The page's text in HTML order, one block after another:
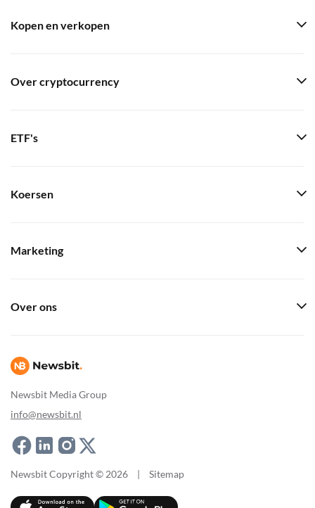
Newsbit Media Group
info@newsbit.nl
Kopen en verkopen
Over cryptocurrency
ETF's
Koersen
Marketing
Over ons
Newsbit Copyright © 2026 | Sitemap